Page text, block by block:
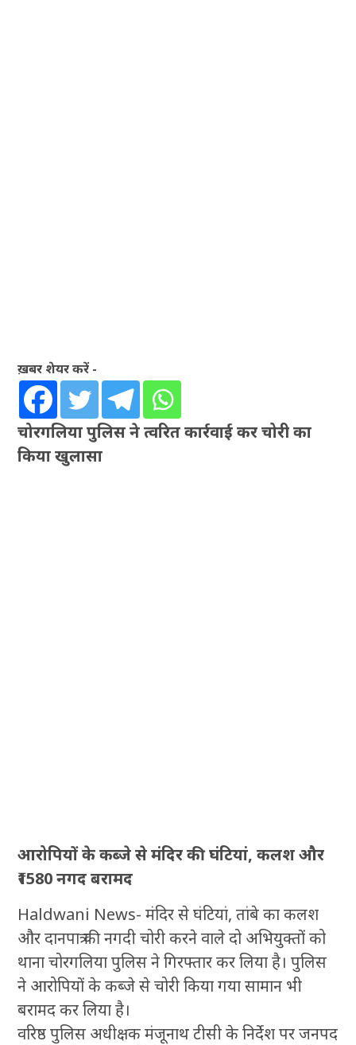
ख़बर शेयर करें -
चोरगलिया पुलिस ने त्वरित कार्रवाई कर चोरी का
किया खुलासा
आरोपियों के कब्जे से मंदिर की घंटियां, कलश और
₹1580 नगद बरामद
Haldwani News- मंदिर से घंटियां, तांबे का कलश
और दानपात्र की नगदी चोरी करने वाले दो अभियुक्तों को
थाना चोरगलिया पुलिस ने गिरफ्तार कर लिया है। पुलिस
ने आरोपियों के कब्जे से चोरी किया गया सामान भी
बरामद कर लिया है।
वरिष्ठ पुलिस अधीक्षक मंजूनाथ टीसी के निर्देश पर जनपद